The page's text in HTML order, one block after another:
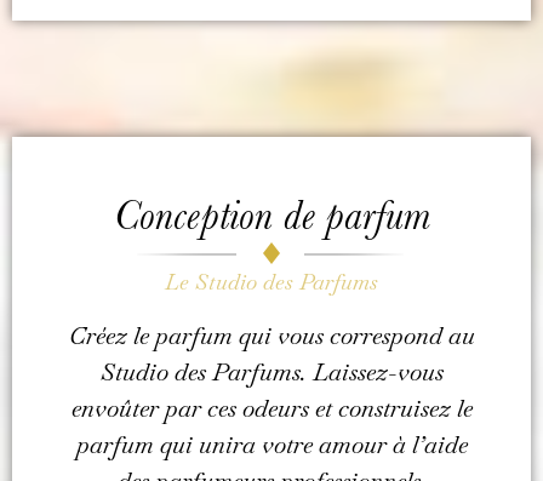
Conception de parfum
Le Studio des Parfums
Créez le parfum qui vous correspond au
Studio des Parfums. Laissez-vous
envoûter par ces odeurs et construisez le
parfum qui unira votre amour à l’aide